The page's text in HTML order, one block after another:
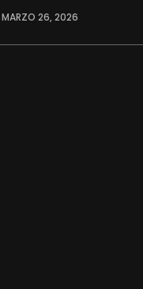
MARZO 26, 2026